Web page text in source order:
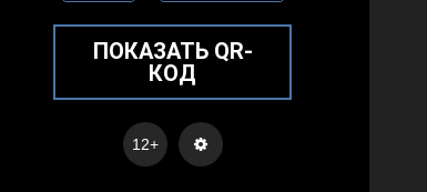
ПОКАЗАТЬ QR-
КОД
12+